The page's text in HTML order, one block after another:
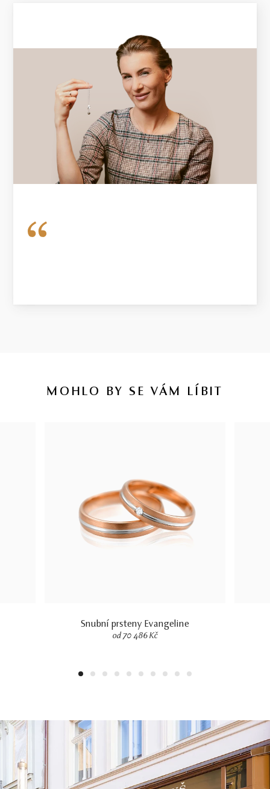
MOHLO BY SE VÁM LÍBIT
Snubní prsteny Evangeline
od 70 486 Kč
1 2 3 4 5 6 7 8 9 10